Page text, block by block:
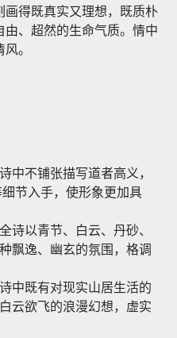
画得既真实又理想，既质朴
、超然的生命气质。情中
。
中不铺张描写道者高义，
细节入手，使形象更加具
诗以青节、白云、丹砂、
飘逸、幽玄的氛围，格调
中既有对现实山居生活的
云欲飞的浪漫幻想，虚实